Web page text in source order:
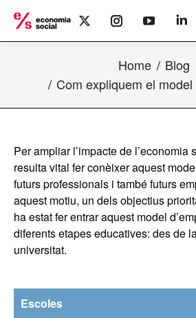
X
page
new
window
Instagram
page
in
new
window
YouTube
page
in
new
window
in
Home
Blog
Com expliquem el
Per ampliar l’impacte de l’economia
resulta vital fer conèixer aquest
futurs professionals i també futurs
aquest motiu, un dels objectius
ha estat fer entrar aquest model
diferents etapes educatives: des de
universitat.
Escoles